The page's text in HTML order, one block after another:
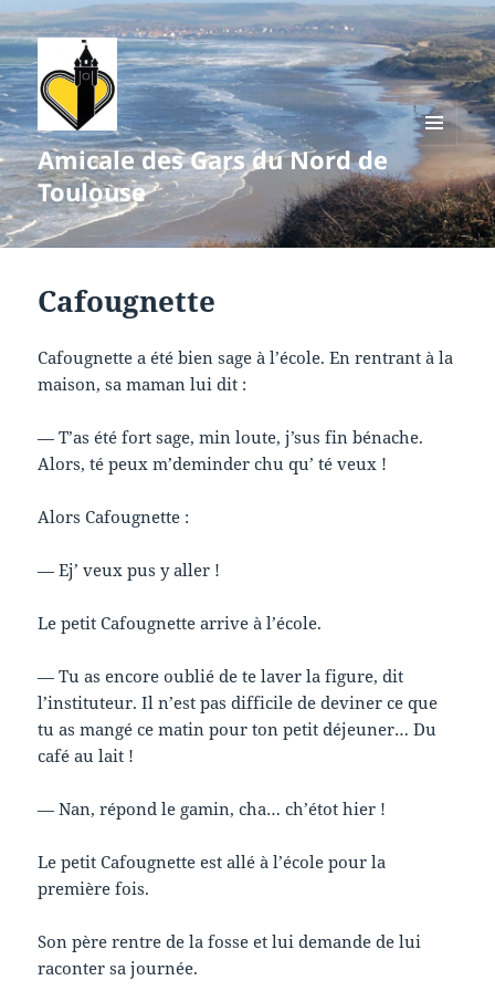
Amicale des Gars du Nord de
Toulouse
MENU
WIDGETS
Cafougnette
Cafougnette a été bien sage à l’école. En rentrant à la
maison, sa maman lui dit :
— T’as été fort sage, min loute, j’sus fin bénache.
Alors, té peux m’deminder chu qu’ té veux !
Alors Cafougnette :
— Ej’ veux pus y aller !
Le petit Cafougnette arrive à l’école.
— Tu as encore oublié de te laver la figure, dit
l’instituteur. Il n’est pas difficile de deviner ce que
tu as mangé ce matin pour ton petit déjeuner… Du
café au lait !
— Nan, répond le gamin, cha… ch’étot hier !
Le petit Cafougnette est allé à l’école pour la
première fois.
Son père rentre de la fosse et lui demande de lui
raconter sa journée.